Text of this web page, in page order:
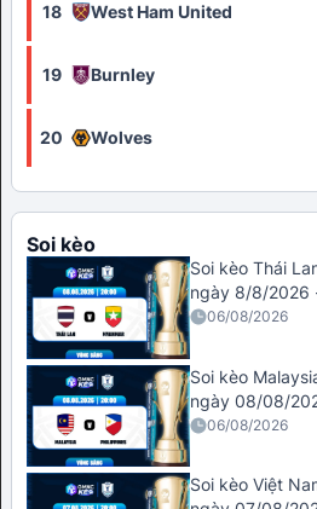
18 West Ham United
19 Burnley
20 Wolves
Soi kèo
Soi kèo Thái
ngày 8/8/2026
06/08/2026
Soi kèo
ngày 08/08/
06/08/2026
Soi kèo Việt